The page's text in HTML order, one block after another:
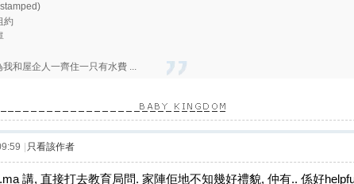
約
我和屋企人一齊住一只有水費 ...
只看該作者
講, 直接打去教育局問. 家陣佢地不知幾好禮貌, 仲有.. 係好